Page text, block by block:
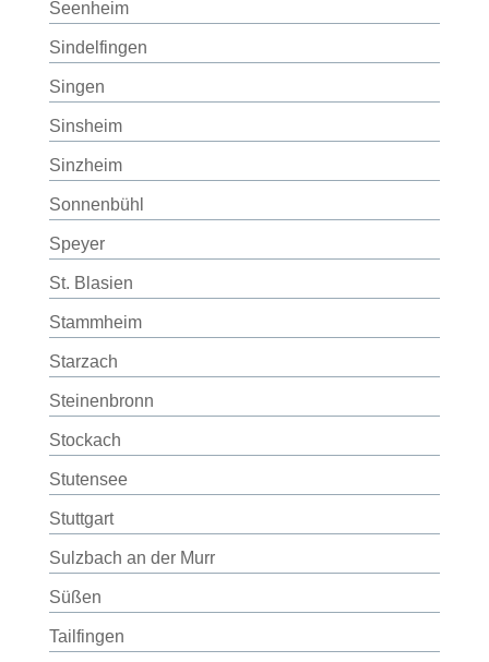
Seenheim
Sindelfingen
Singen
Sinsheim
Sinzheim
Sonnenbühl
Speyer
St. Blasien
Stammheim
Starzach
Steinenbronn
Stockach
Stutensee
Stuttgart
Sulzbach an der Murr
Süßen
Tailfingen